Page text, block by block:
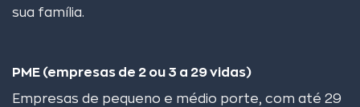
sua família.
PME (empresas de 2 ou 3 a 29 vidas)
Empresas de pequeno e médio porte, com até 29